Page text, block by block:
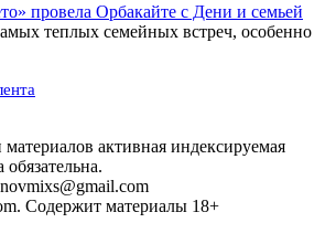
провела Орбакайте с Дени и семьей
теплых семейных встреч, особенно
активная индексируемая
Содержит материалы 18+